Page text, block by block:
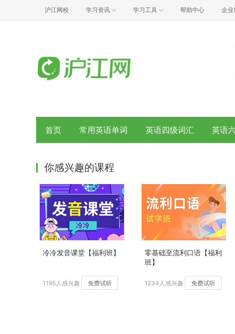
沪江网校 学习资讯 学习工具 帮助中心 企业
首页 常用英语单词 英语四级词汇 英语
你感兴趣的课程
冷冷发音课堂【福利班】
1195人感兴趣 免费试听
零基础至流利口语【福利
班】
1234人感兴趣 免费试听